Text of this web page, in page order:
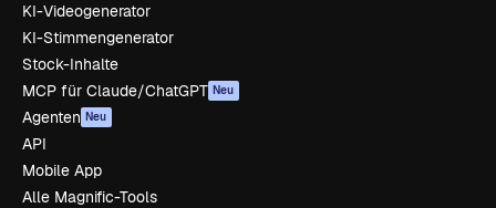
KI-Videogenerator
KI-Stimmengenerator
Stock-Inhalte
MCP für Claude/ChatGPT Neu
Agenten Neu
API
Mobile App
Alle Magnific-Tools